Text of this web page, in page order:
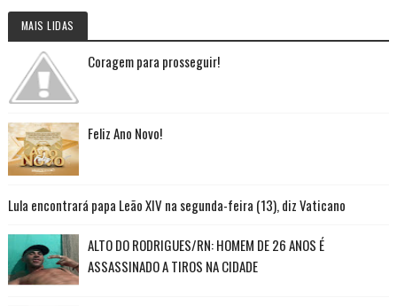
MAIS LIDAS
Coragem para prosseguir!
Feliz Ano Novo!
Lula encontrará papa Leão XIV na segunda-feira (13), diz Vaticano
ALTO DO RODRIGUES/RN: HOMEM DE 26 ANOS É
ASSASSINADO A TIROS NA CIDADE